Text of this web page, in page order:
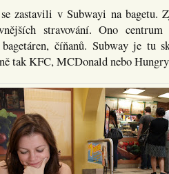
zastavili v Subwayi na
stravování. Ono
bagetáren, číňanů. Subway je tu
tak KFC, MCDonald nebo